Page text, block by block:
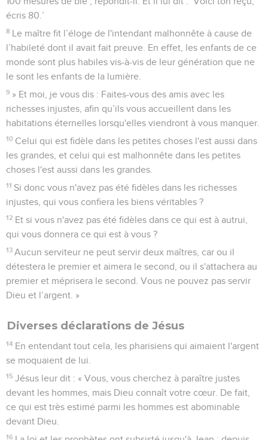
écris 80.’
8 Le maître fit l’éloge de l'intendant malhonnête à cause de
l’habileté dont il avait fait preuve. En effet, les enfants de ce
monde sont plus habiles vis-à-vis de leur génération que ne
le sont les enfants de la lumière.
9 » Et moi, je vous dis : Faites-vous des amis avec les
richesses injustes, afin qu’ils vous accueillent dans les
habitations éternelles lorsqu'elles viendront à vous manquer.
10 Celui qui est fidèle dans les petites choses l'est aussi dans
les grandes, et celui qui est malhonnête dans les petites
choses l'est aussi dans les grandes.
11 Si donc vous n'avez pas été fidèles dans les richesses
injustes, qui vous confiera les biens véritables ?
12 Et si vous n'avez pas été fidèles dans ce qui est à autrui,
qui vous donnera ce qui est à vous ?
13 Aucun serviteur ne peut servir deux maîtres, car ou il
détestera le premier et aimera le second, ou il s'attachera au
premier et méprisera le second. Vous ne pouvez pas servir
Dieu et l’argent. »
Diverses déclarations de Jésus
14 En entendant tout cela, les pharisiens qui aimaient l'argent
se moquaient de lui.
15 Jésus leur dit : « Vous, vous cherchez à paraître justes
devant les hommes, mais Dieu connaît votre cœur. De fait,
ce qui est très estimé parmi les hommes est abominable
devant Dieu.
16